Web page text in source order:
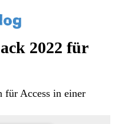
2022 für
für Access in einer